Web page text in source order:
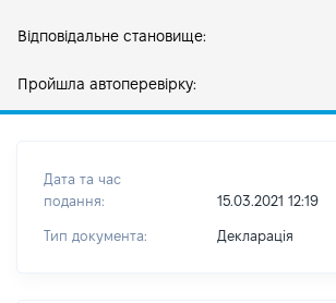
Відповідальне становище:
Пройшла автоперевірку:
Дата та час
подання:
15.03.2021 12:19
Тип документа: Декларація